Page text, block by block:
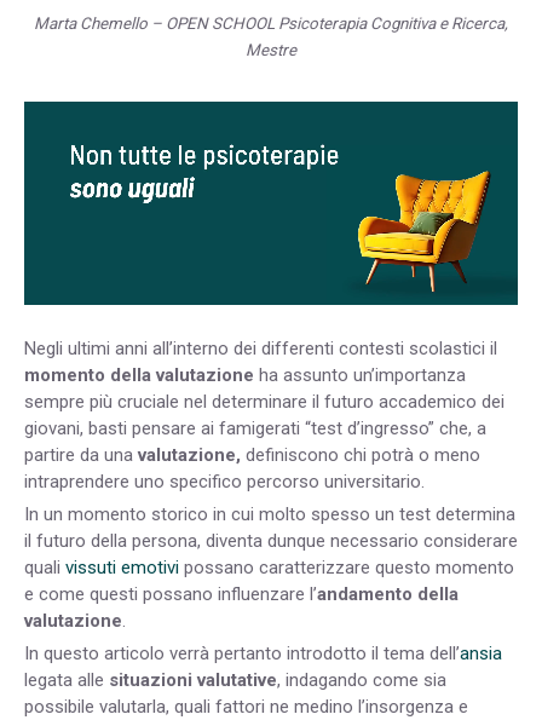
Marta Chemello – OPEN SCHOOL Psicoterapia Cognitiva e Ricerca,
Mestre
Negli ultimi anni all’interno dei differenti contesti scolastici il
momento della valutazione ha assunto un’importanza
sempre più cruciale nel determinare il futuro accademico dei
giovani, basti pensare ai famigerati “test d’ingresso” che, a
partire da unavalutazione, definiscono chi potrà o meno
intraprendere uno specifico percorso universitario.
In un momento storico in cui molto spesso un test determina
il futuro della persona, diventa dunque necessario considerare
quali vissuti emotivi possano caratterizzare questo momento
e come questi possano influenzare l’andamento della
valutazione
In questo articolo verrà pertanto introdotto il tema dell’ansia
legata alle situazioni valutative, indagando come sia
possibile valutarla, quali fattori ne medino l’insorgenza e